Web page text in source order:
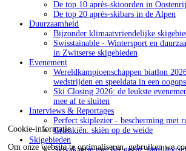
Cookie-informatie
Om onze website te optimaliseren, gebruiken we
De top 10 après-skioorden in
De top 20 après-skibars in de Alpen
Duurzaamheid
Bijzonder klimaatvriendelijke
Swisstainable - Wintersport en
in Zwitserse skigebieden
Evenement
Wereldkampioenschappen biatlon
wedstrijden en speeldata in een
Ski Closing 2026: de leukste
mee af te sluiten
Interviews & Reportages
Perfect skiplezier - bescherming met
Grasskiën: skiën op de weide
Skigebieden